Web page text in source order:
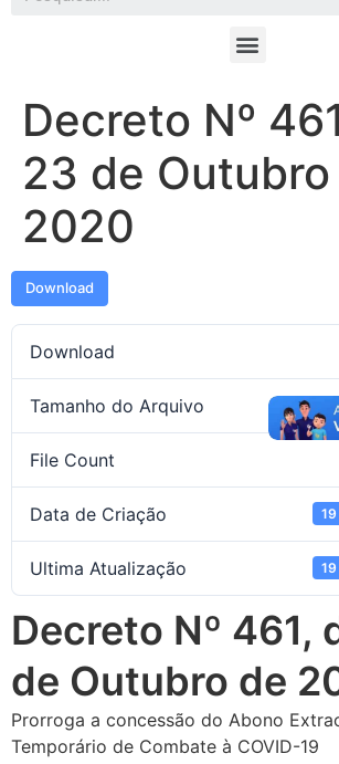
Decreto Nº
23 de
2020
Download
Download
Tamanho do Arquivo
File Count
Data de Criação
Ultima Atualização
Decreto Nº 461,
de Outubro de
Prorroga a concessão do Abono
Temporário de Combate à COVID-19